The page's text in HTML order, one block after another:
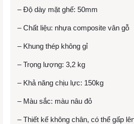
– Độ dày mặt ghế: 50mm
– Chất liệu: nhựa composite vân gỗ
– Khung thép không gỉ
– Trọng lượng: 3,2 kg
– Khả năng chịu lực: 150kg
– Màu sắc: màu nâu đỏ
– Thiết kế không chân, có thể gấp